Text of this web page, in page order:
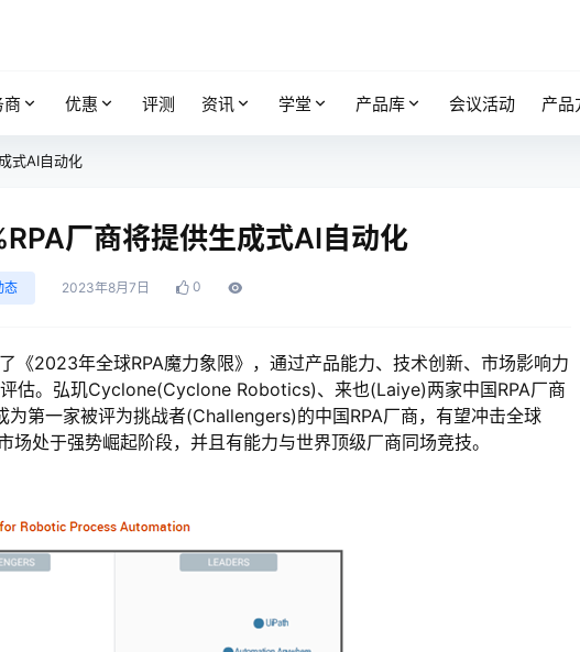
商 优惠 评测 资讯 学堂 产品库 会议活动 产品
式AI自动化
厂商将提供生成式AI自动化
态 2023年8月7日 0
《2023年全球RPA魔力象限》，通过产品能力、技术创新、市场影响力
估。弘玑Cyclone(Cyclone Robotics)、来也(Laiye)两家中国RPA厂商
为第一家被评为挑战者(Challengers)的中国RPA厂商，有望冲击全球
场处于强势崛起阶段，并且有能力与世界顶级厂商同场竞技。